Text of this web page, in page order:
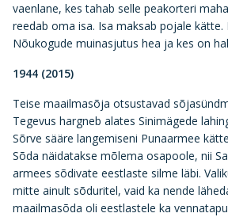
vaenlane, kes tahab selle peakorteri
reedab oma isa. Isa maksab pojale kätte.
Nõukogude muinasjutus hea ja kes on
1944 (2015)
Teise maailmasõja otsustavad
Tegevus hargneb alates Sinimägede
Sõrve sääre langemiseni Punaarmee
Sõda näidatakse mõlema osapoole, nii
armees sõdivate eestlaste silme läbi.
mitte ainult sõduritel, vaid ka nende
maailmasõda oli eestlastele ka